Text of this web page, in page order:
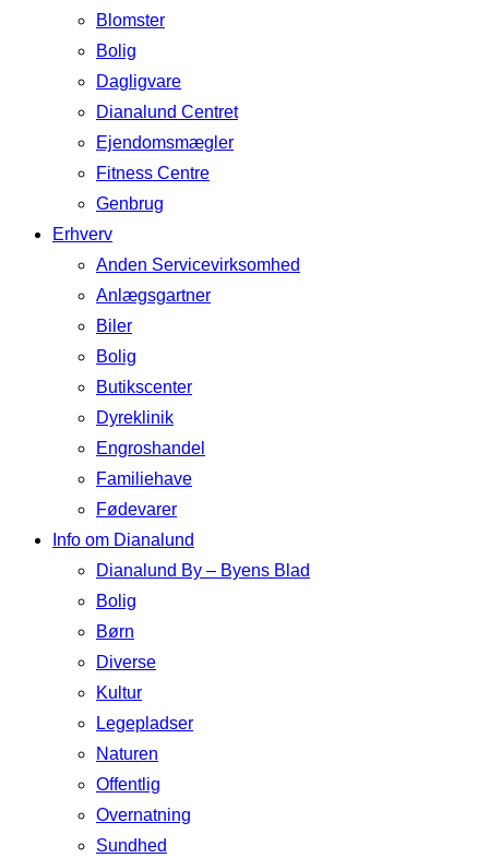
Blomster
Bolig
Dagligvare
Dianalund Centret
Ejendomsmægler
Fitness Centre
Genbrug
Erhverv
Anden Servicevirksomhed
Anlægsgartner
Biler
Bolig
Butikscenter
Dyreklinik
Engroshandel
Familiehave
Fødevarer
Info om Dianalund
Dianalund By – Byens Blad
Bolig
Børn
Diverse
Kultur
Legepladser
Naturen
Offentlig
Overnatning
Sundhed